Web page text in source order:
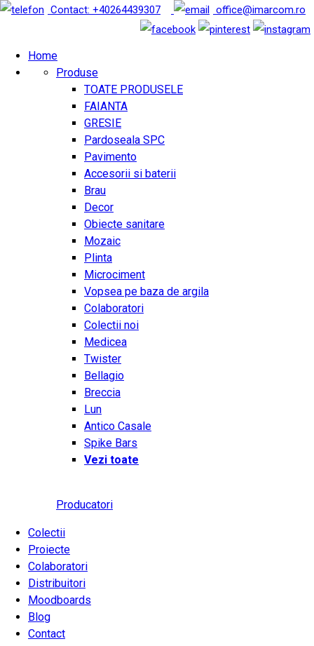
Contact: +40264439307 office@imarcom.ro
Home
Produse
TOATE PRODUSELE
FAIANTA
GRESIE
Pardoseala SPC
Pavimento
Accesorii si baterii
Brau
Decor
Obiecte sanitare
Mozaic
Plinta
Microciment
Vopsea pe baza de argila
Colaboratori
Colectii noi
Medicea
Twister
Bellagio
Breccia
Lun
Antico Casale
Spike Bars
Vezi toate
Producatori
Colectii
Proiecte
Colaboratori
Distribuitori
Moodboards
Blog
Contact